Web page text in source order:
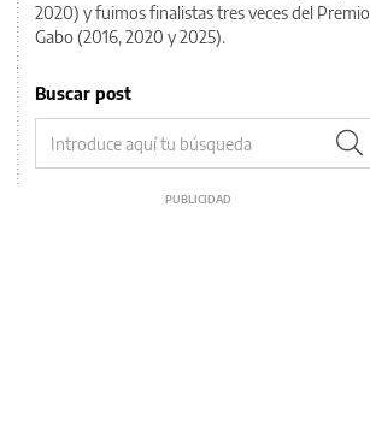
2020) y fuimos finalistas tres veces del Premio
Gabo (2016, 2020 y 2025).
Buscar post